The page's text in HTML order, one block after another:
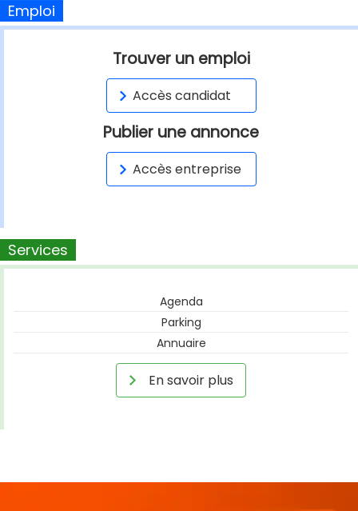
Emploi
Trouver un emploi
Accès candidat
Publier une annonce
Accès entreprise
Services
Agenda
Parking
Annuaire
En savoir plus